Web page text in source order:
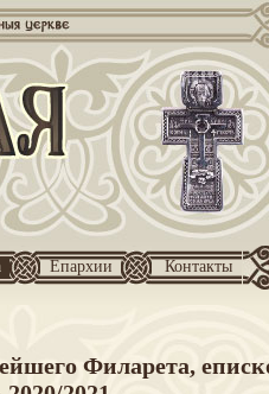
Епархии Контакты
Филарета,